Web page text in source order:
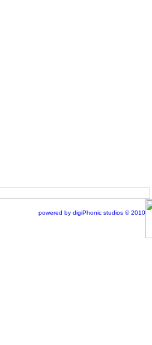
powered by digiPhonic studios © 2010